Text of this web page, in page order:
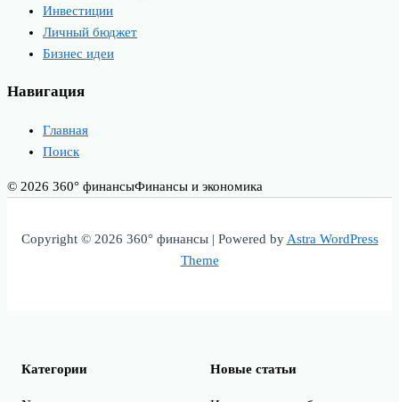
Инвестиции
Личный бюджет
Бизнес идеи
Навигация
Главная
Поиск
© 2026 360° финансыФинансы и экономика
Copyright © 2026 360° финансы | Powered byAstra WordPress
Theme
Категории Новые статьи